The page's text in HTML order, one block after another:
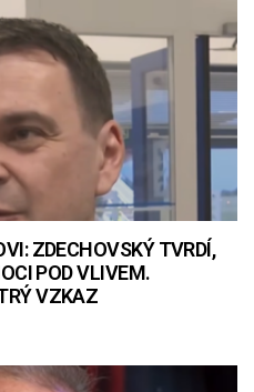
ZDECHOVSKÝ TVRDÍ,
POD VLIVEM.
VZKAZ